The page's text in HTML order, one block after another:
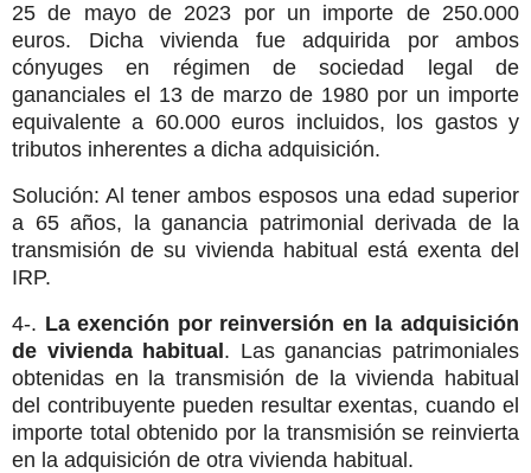
25 de mayo de 2023 por un importe de 250.000
euros. Dicha vivienda fue adquirida por ambos
cónyuges en régimen de sociedad legal de
gananciales el 13 de marzo de 1980 por un importe
equivalente a 60.000 euros incluidos, los gastos y
tributos inherentes a dicha adquisición.
Solución: Al tener ambos esposos una edad superior
a 65 años, la ganancia patrimonial derivada de la
transmisión de su vivienda habitual está exenta del
IRP.
4-. La exención por reinversión en la adquisición
de vivienda habitual. Las ganancias patrimoniales
obtenidas en la transmisión de la vivienda habitual
del contribuyente pueden resultar exentas, cuando el
importe total obtenido por la transmisión se reinvierta
en la adquisición de otra vivienda habitual.